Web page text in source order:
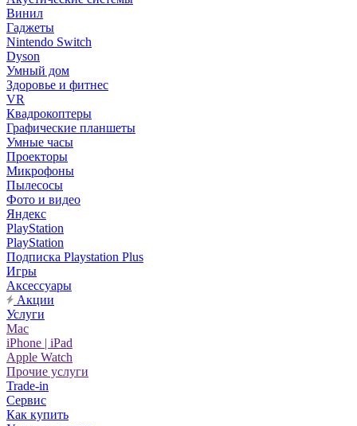
Винил
Гаджеты
Nintendo Switch
Dyson
Умный дом
Здоровье и фитнес
VR
Квадрокоптеры
Графические планшеты
Умные часы
Проекторы
Микрофоны
Пылесосы
Фото и видео
Яндекс
PlayStation
PlayStation
Подписка Playstation Plus
Игры
Аксессуары
Акции
Услуги
Mac
iPhone | iPad
Apple Watch
Прочие услуги
Trade-in
Сервис
Как купить